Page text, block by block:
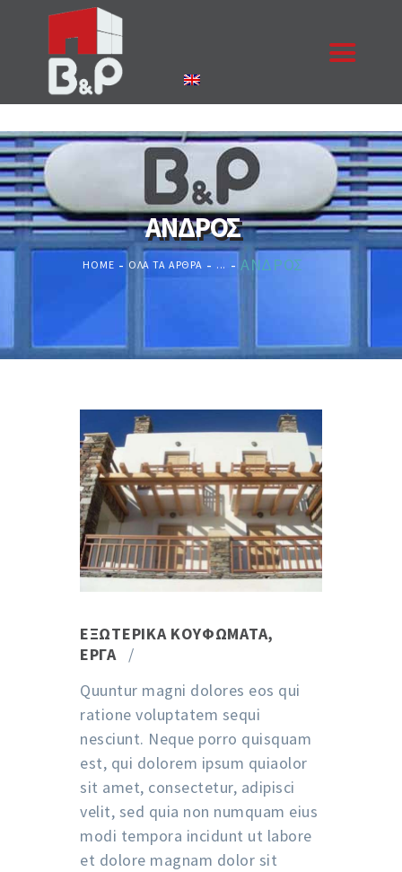
ΑΝΔΡΟΣ
HOME ΌΛΑ ΤΑ ΆΡΘΡΑ ... ΑΝΔΡΟΣ
ΑΡΧΙΚΉ
Η ΕΤΑΙΡΙΑ
ΠΡΟΪΌΝΤΑ
ΈΡΓΑ
ΕΠΙΚΟΙΝΩΝΊΑ
ΠΙΣΤΟΠΟΙΉΣΕΙΣ
ΕΞΩΤΕΡΙΚΆ ΚΟΥΦΏΜΑΤΑ,
ΈΡΓΑ
Quuntur magni dolores eos qui
ratione voluptatem sequi
nesciunt. Neque porro quisquam
est, qui dolorem ipsum quiaolor
sit amet, consectetur, adipisci
velit, sed quia non numquam eius
modi tempora incidunt ut labore
et dolore magnam dolor sit